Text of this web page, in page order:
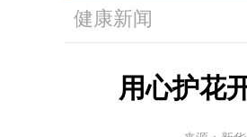
健康新闻
用心护花